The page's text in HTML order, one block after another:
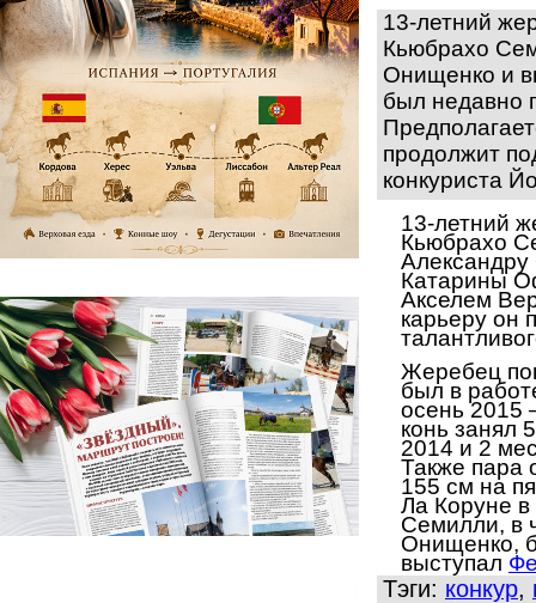
13-летний
Кьюбрахо
Онищенко и
был недавно
продолжит
конкуриста
13-летний
Кьюбрахо
Катарины
Акселем
карьеру он
Жеребец
был в
осень
конь занял
2014 и 2
Также пара
155 см на
Ла Коруне в
Семилли, в
Онищенко,
выступал
Тэги: конкур,